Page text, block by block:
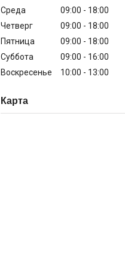
Среда
09:00
18:00
Четверг
09:00
18:00
Пятница
09:00
18:00
Суббота
09:00
16:00
Воскресенье
10:00 13:00
Карта